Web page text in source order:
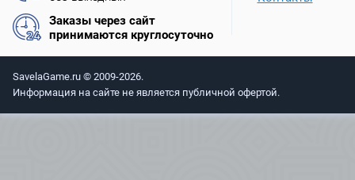
Заказы через сайт
принимаются круглосуточно
SavelaGame.ru © 2009-2026.
Информация на сайте не является публичной офертой.